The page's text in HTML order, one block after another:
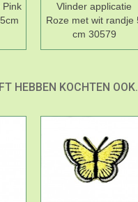
Pink
Vlinder applicatie
Roze met wit randje
cm 30579
HEBBEN KOCHTEN